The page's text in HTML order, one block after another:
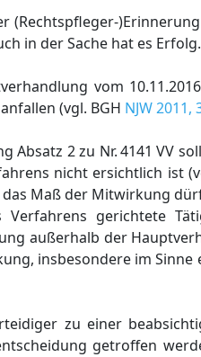
(Rechtspfleger-
in der Sache hat es Erfolg.
vom
(vgl. BGH NJW 2011,
Absatz 2 zu Nr. 4141 VV
nicht ersichtlich ist
das Maß der Mitwirkung
Verfahrens gerichtete
außerhalb der
insbesondere im
zu einer
getroffen